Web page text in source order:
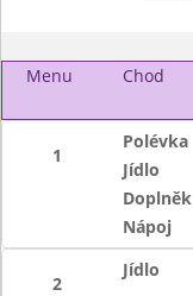
Menu Chod
1
Polévka
Jídlo
Doplněk
Nápoj
2
Jídlo